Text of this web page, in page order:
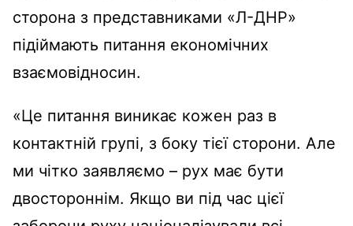
сторона з представниками «Л-ДНР»
підіймають питання економічних
взаємовідносин.
«Це питання виникає кожен раз в
контактній групі, з боку тієї сторони. Але
ми чітко заявляємо – рух має бути
двостороннім. Якщо ви під час цієї